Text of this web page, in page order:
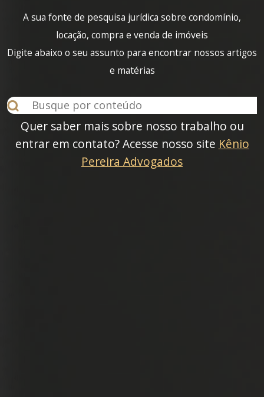
A sua fonte de pesquisa jurídica sobre condomínio,
locação, compra e venda de imóveis
Digite abaixo o seu assunto para encontrar nossos artigos
e matérias
Quer saber mais sobre nosso trabalho ou
entrar em contato? Acesse nosso site Kênio
Pereira Advogados